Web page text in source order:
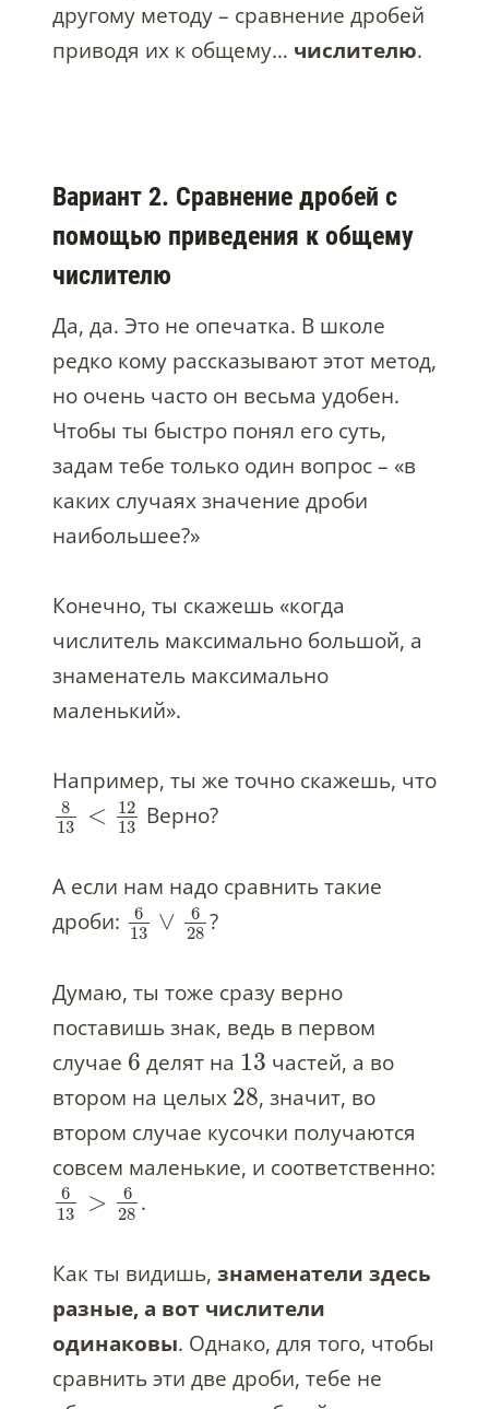
другому методу – сравнение дробей
приводя их к общему… числителю.
Вариант 2. Сравнение дробей с
помощью приведения к общему
числителю
Да, да. Это не опечатка. В школе
редко кому рассказывают этот метод,
но очень часто он весьма удобен.
Чтобы ты быстро понял его суть,
задам тебе только один вопрос – «в
каких случаях значение дроби
наибольшее?»
Конечно, ты скажешь «когда
числитель максимально большой, а
знаменатель максимально
маленький».
Например, ты же точно скажешь, что
8
13
< 12
13 Верно?
А если нам надо сравнить такие
дроби:
6
13 ∨
6
28 ?
Думаю, ты тоже сразу верно
поставишь знак, ведь в первом
случае 6 делят на 13 частей, а во
втором на целых 28, значит, во
втором случае кусочки получаются
совсем маленькие, и соответственно:
6
13
>
6
28 .
Как ты видишь, знаменатели здесь
разные, а вот числители
одинаковы. Однако, для того, чтобы
сравнить эти две дроби, тебе не